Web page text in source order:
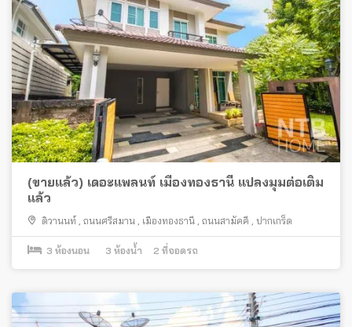
(ขายแล้ว) เดอะแพลนท์ เมืองทองธานี แปลงมุมต่อเติม
แล้ว
ติวานนท์ ถนนศรีสมาน เมืองทองธานี ถนนสามัคคี ปากเกร็ด
3 ห้องนอน 3 ห้องน้ำ 2 ที่จอดรถ